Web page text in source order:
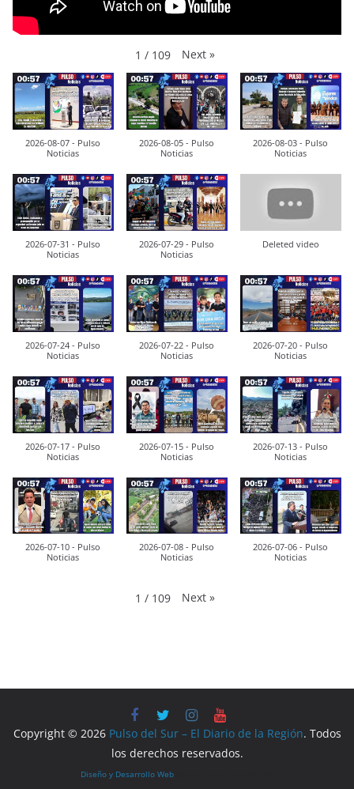
1 / 109 Next »
2026-08-07 - Pulso
Noticias
2026-08-05 - Pulso
Noticias
2026-08-03 - Pulso
Noticias
2026-07-31 - Pulso
Noticias
2026-07-29 - Pulso
Noticias
Deleted video
2026-07-24 - Pulso
Noticias
2026-07-22 - Pulso
Noticias
2026-07-20 - Pulso
Noticias
2026-07-17 - Pulso
Noticias
2026-07-15 - Pulso
Noticias
2026-07-13 - Pulso
Noticias
2026-07-10 - Pulso
Noticias
2026-07-08 - Pulso
Noticias
2026-07-06 - Pulso
Noticias
1 / 109 Next »
Copyright © 2026 Pulso del Sur – El Diario de la Región. Todos
los derechos reservados.
Diseño y Desarrollo Web